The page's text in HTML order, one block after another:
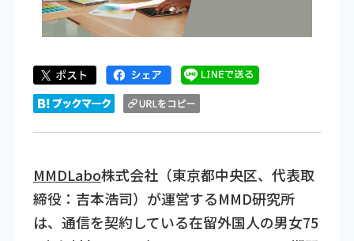
MMDLabo株式会社（東京都中央区、代表取
締役：吉本浩司）が運営するMMD研究所
は、通信を契約している在留外国人の男女75